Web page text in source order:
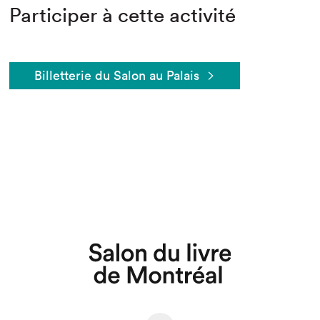
Participer à cette activité
Billetterie du Salon au Palais